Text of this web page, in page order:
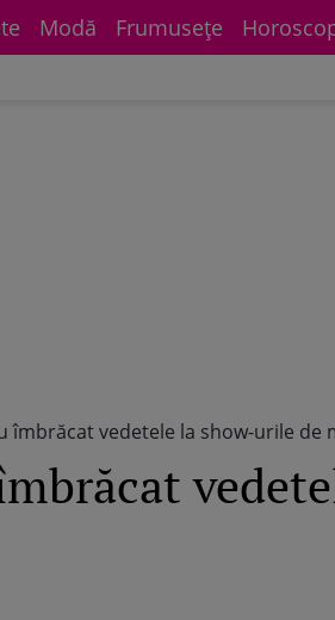
Modă Frumuseţe
îmbrăcat vedetele la show-urile de